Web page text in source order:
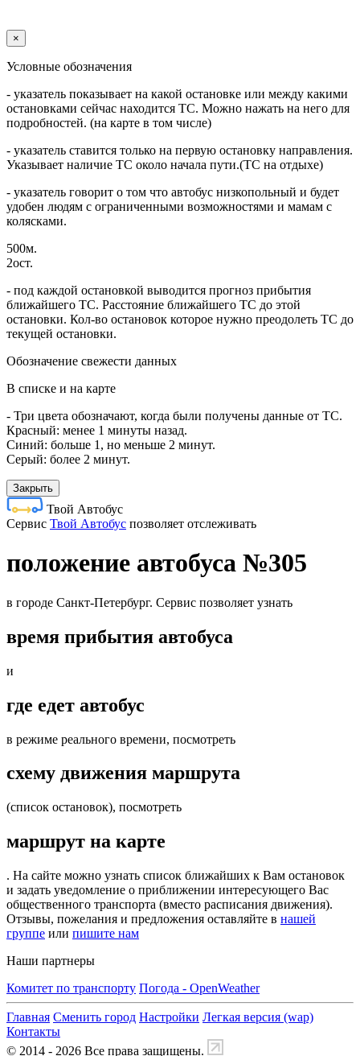
×
Условные обозначения
- указатель показывает на какой остановке или между какими
остановками сейчас находится ТС. Можно нажать на него для
подробностей. (на карте в том числе)
- указатель ставится только на первую остановку направления.
Указывает наличие ТС около начала пути.(ТС на отдыхе)
- указатель говорит о том что автобус низкопольный и будет
удобен людям с ограниченными возможностями и мамам с
колясками.
500м.
2ост.
- под каждой остановкой выводится прогноз прибытия
ближайшего ТС. Расстояние ближайшего ТС до этой
остановки. Кол-во остановок которое нужно преодолеть ТС до
текущей остановки.
Обозначение свежести данных
В списке и на карте
- Три цвета обозначают, когда были получены данные от ТС.
Красный: менее 1 минуты назад.
Синий: больше 1, но меньше 2 минут.
Серый: более 2 минут.
Закрыть
Твой Автобус
Cервис Твой Автобус позволяет отслеживать
положение автобуса №305
в городе Санкт-Петербург. Сервис позволяет узнать
время прибытия автобуса
и
где едет автобус
в режиме реального времени, посмотреть
схему движения маршрута
(список остановок), посмотреть
маршрут на карте
. На сайте можно узнать список ближайших к Вам остановок
и задать уведомление о приближении интересующего Вас
общественного транспорта (вместо расписания движения).
Отзывы, пожелания и предложения оставляйте в нашей
группе или пишите нам
Наши партнеры
Комитет по транспорту Погода - OpenWeather
Главная Сменить город Настройки Легкая версия (wap)
Контакты
© 2014 - 2026 Все права защищены.